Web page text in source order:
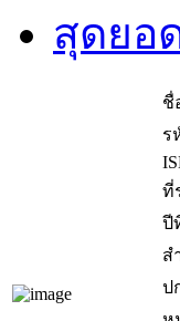
สุดยอ
ชื่
ร
ที่
ปี
ส
ป